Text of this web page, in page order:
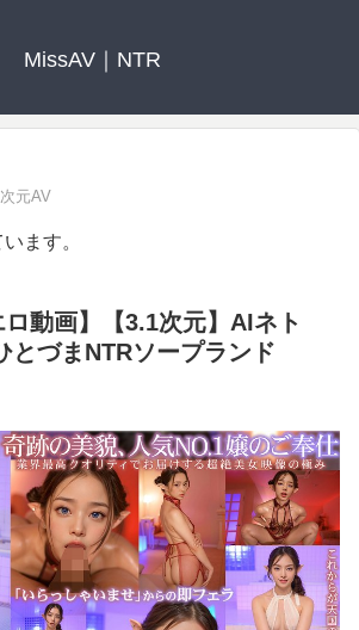
MissAV｜NTR
元AV
ます。
ロ動画】【3.1次元】AIネト
とづまNTRソープランド